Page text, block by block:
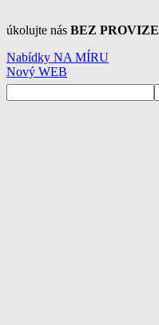
úkolujte nás BEZ PROVIZE
Nabídky NA MÍRU
Nový WEB